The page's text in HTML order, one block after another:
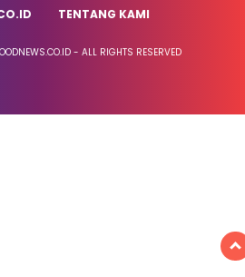
TENTANG KAMI
- ALL RIGHTS RESERVED